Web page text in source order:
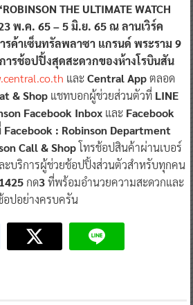
THE ULTIMATE WATCH
พ.ค. 65 – 5 มิ.ย. 65 ณ ลานเวิร์ค
รค้าเซ็นทรัลพลาซา แกรนด์ พระราม 9
ารช้อปปิ้งสุดสะดวกของห้างโรบินสัน
และCentral Appตลอด
& Shop แชทบอกผู้ช่วยส่วนตัวที่ LINE
Facebook Inbox และ Facebook
Facebook : Robinson Department
Call & Shop โทรช้อปสินค้าผ่านเบอร์
ะบริการผู้ช่วยช้อปปิ้งส่วนตัวสำหรับทุกคน
1425 กด3ที่พร้อมอำนวยความสะดวกและ
อปอย่างครบครัน